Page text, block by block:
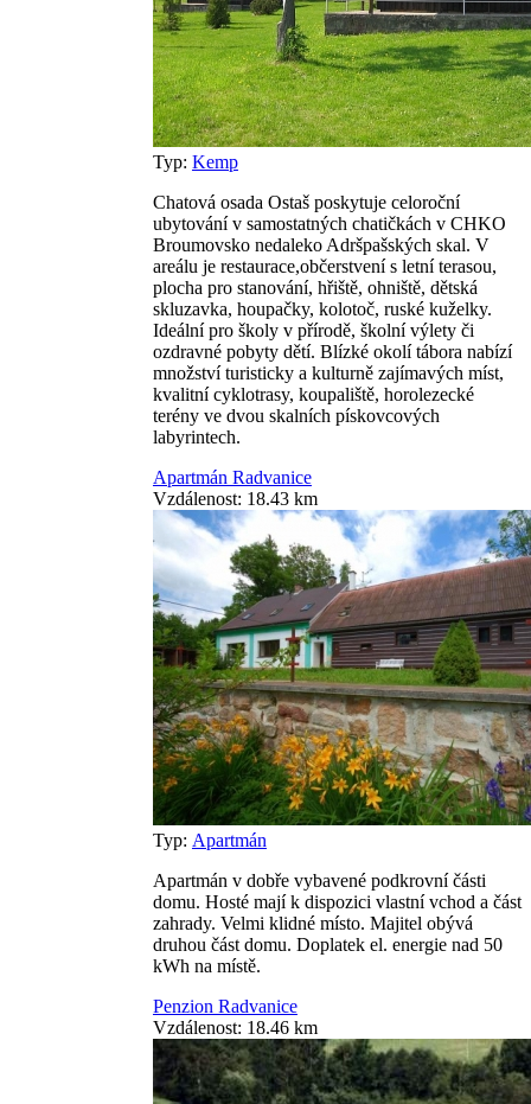
Typ: Kemp
Chatová osada Ostaš poskytuje celoroční
ubytování v samostatných chatičkách v CHKO
Broumovsko nedaleko Adršpašských skal. V
areálu je restaurace,občerstvení s letní terasou,
plocha pro stanování, hřiště, ohniště, dětská
skluzavka, houpačky, kolotoč, ruské kuželky.
Ideální pro školy v přírodě, školní výlety či
ozdravné pobyty dětí. Blízké okolí tábora nabízí
množství turisticky a kulturně zajímavých míst,
kvalitní cyklotrasy, koupaliště, horolezecké
terény ve dvou skalních pískovcových
labyrintech.
Apartmán Radvanice
Vzdálenost: 18.43 km
Typ: Apartmán
Apartmán v dobře vybavené podkrovní části
domu. Hosté mají k dispozici vlastní vchod a část
zahrady. Velmi klidné místo. Majitel obývá
druhou část domu. Doplatek el. energie nad 50
kWh na místě.
Penzion Radvanice
Vzdálenost: 18.46 km